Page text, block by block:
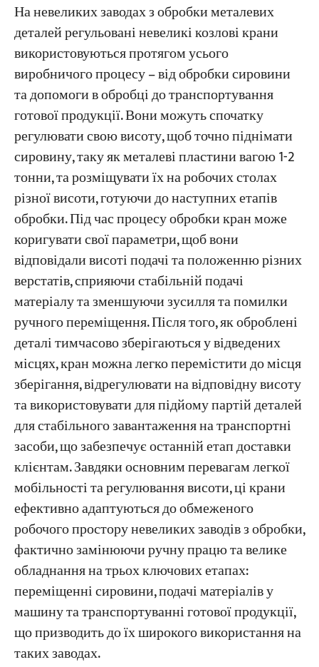
На невеликих заводах з обробки металевих
деталей регульовані невеликі козлові крани
використовуються протягом усього
виробничого процесу – від обробки сировини
та допомоги в обробці до транспортування
готової продукції. Вони можуть спочатку
регулювати свою висоту, щоб точно піднімати
сировину, таку як металеві пластини вагою 1-2
тонни, та розміщувати їх на робочих столах
різної висоти, готуючи до наступних етапів
обробки. Під час процесу обробки кран може
коригувати свої параметри, щоб вони
відповідали висоті подачі та положенню різних
верстатів, сприяючи стабільній подачі
матеріалу та зменшуючи зусилля та помилки
ручного переміщення. Після того, як оброблені
деталі тимчасово зберігаються у відведених
місцях, кран можна легко перемістити до місця
зберігання, відрегулювати на відповідну висоту
та використовувати для підйому партій деталей
для стабільного завантаження на транспортні
засоби, що забезпечує останній етап доставки
клієнтам. Завдяки основним перевагам легкої
мобільності та регулювання висоти, ці крани
ефективно адаптуються до обмеженого
робочого простору невеликих заводів з обробки,
фактично замінюючи ручну працю та велике
обладнання на трьох ключових етапах:
переміщенні сировини, подачі матеріалів у
машину та транспортуванні готової продукції,
що призводить до їх широкого використання на
таких заводах.